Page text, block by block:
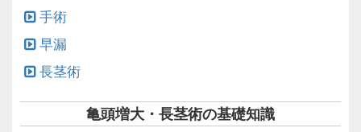
手術
早漏
長茎術
亀頭増大・長茎術の基礎知識